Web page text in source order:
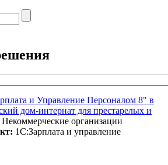
и Управление Персоналом 8" в
дом-интернат для престарелых и
Некоммерческие организации
1С:Зарплата и управление